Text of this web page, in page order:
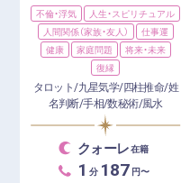
不倫・浮気
人生・スピリチュアル
人間関係（家族・友人）
仕事運
健康
家庭問題
将来・未来
復縁
タロット/九星気学/四柱推命/姓
名判断/手相/数秘術/風水
クォーレ在籍
1 分 187 円〜